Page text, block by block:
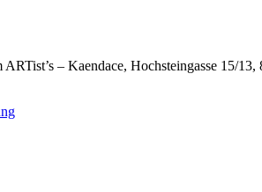
– Kaendace, Hochsteingasse 15/